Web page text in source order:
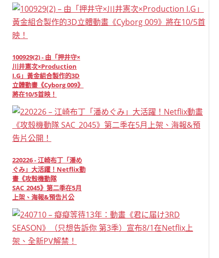
100929(2) - 由「押井守×
川井憲次×Production
I.G」黃金組合製作的3D
立體動畫《Cyborg 009》
將在10/5首映！
220226 - 江崎布丁「潘め
ぐみ」大活躍！Netflix動
畫《攻殼機動隊
SAC_2045》第二季在5月
上架、海報&預告片公
開！